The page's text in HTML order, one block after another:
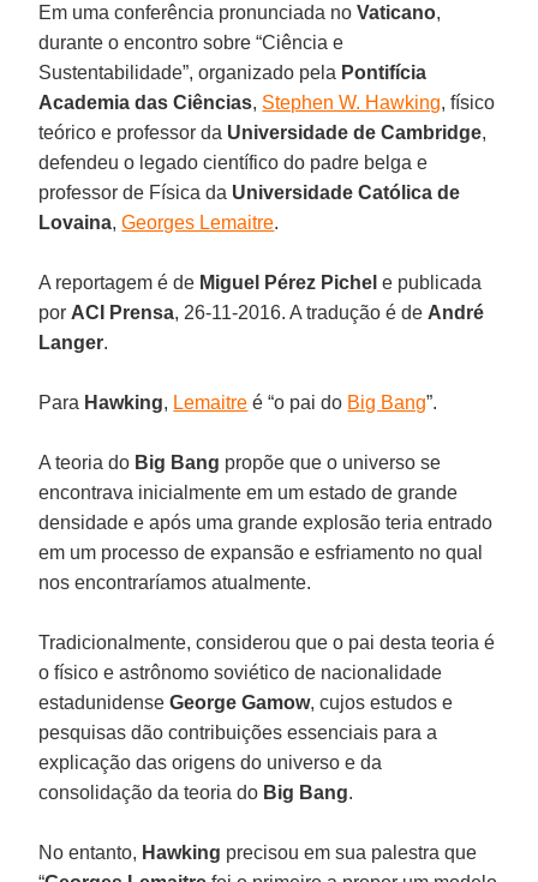
Em uma conferência pronunciada noVaticano,
durante o encontro sobre “Ciência e
Sustentabilidade”, organizado pela Pontifícia
Academia das Ciências, Stephen W. Hawking, físico
teórico e professor da Universidade de Cambridge,
defendeu o legado científico do padre belga e
professor de Física da Universidade Católica de
Lovaina,Georges Lemaitre.
A reportagem é de Miguel Pérez Pichel e publicada
por ACI Prensa, 26-11-2016. A tradução é de André
Langer.
Para Hawking, Lemaitre é “o pai do Big Bang”.
A teoria do Big Bang propõe que o universo se
encontrava inicialmente em um estado de grande
densidade e após uma grande explosão teria entrado
em um processo de expansão e esfriamento no qual
nos encontraríamos atualmente.
Tradicionalmente, considerou que o pai desta teoria é
o físico e astrônomo soviético de nacionalidade
estadunidenseGeorge Gamow, cujos estudos e
pesquisas dão contribuições essenciais para a
explicação das origens do universo e da
consolidação da teoria do Big Bang.
No entanto, Hawking precisou em sua palestra que